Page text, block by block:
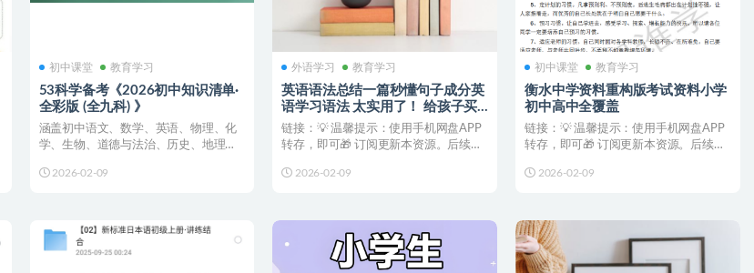
初中课堂 教育学习
53科学备考《2026初中知识清单·
全彩版 (全九科) 》
涵盖初中语文、数学、英语、物理、化
学、生物、道德与法治、历史、地理九
2026-02-09
外语学习 教育学习
英语语法总结一篇秒懂句子成分英
语学习语法 太实用了！ 给孩子买
的
链接：💡 温馨提示：使用手机网盘APP
转存，即可🎁 订阅更新本资源。后续更
2026-02-09
初中课堂 教育学习
衡水中学资料重构版考试资料小学
初中高中全覆盖
链接：💡 温馨提示：使用手机网盘APP
转存，即可🎁 订阅更新本资源。后续更
2026-02-09